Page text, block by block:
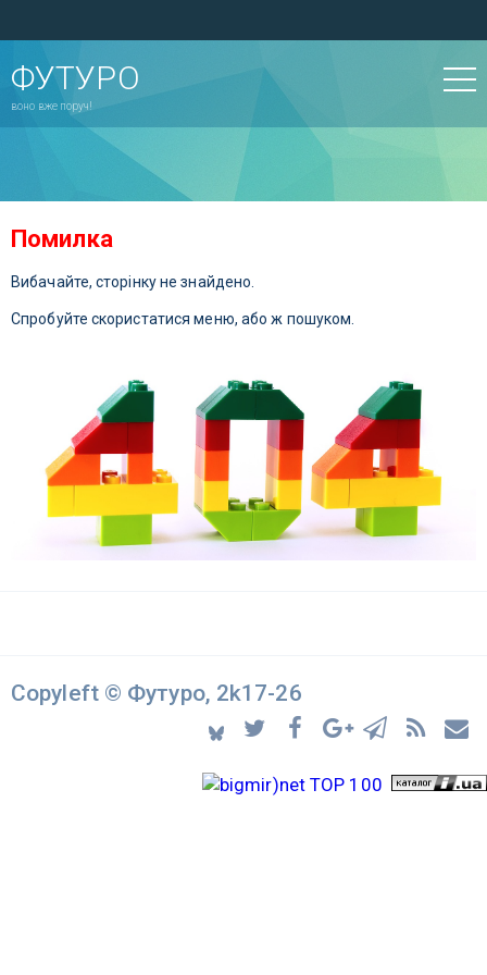
ФУТУРО
воно вже поруч!
Помилка
Вибачайте, сторінку не знайдено.
Спробуйте скористатися меню, або ж пошуком.
Copyleft © Футуро, 2k17-26